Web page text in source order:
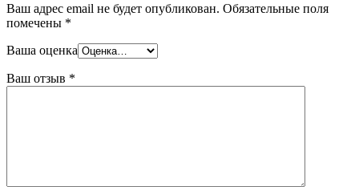
Ваш адрес email не будет опубликован. Обязательные поля
помечены *
Ваша оценка
Ваш отзыв *